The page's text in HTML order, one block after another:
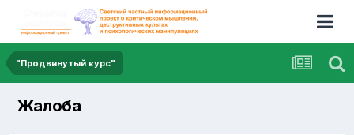
"Продвинутый курс"
Жалоба